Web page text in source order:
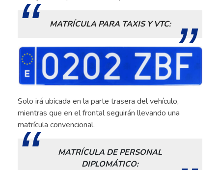
MATRÍCULA PARA TAXIS Y VTC:
Solo irá ubicada en la parte trasera del vehículo,
mientras que en el frontal seguirán llevando una
matrícula convencional.
MATRÍCULA DE PERSONAL
DIPLOMÁTICO: